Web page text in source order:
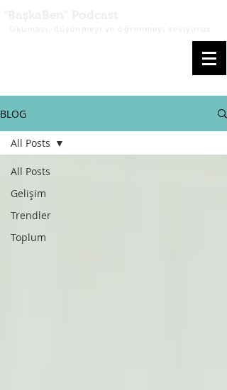
BLOG
All Posts
Gelişim
Trendler
Toplum
All Posts